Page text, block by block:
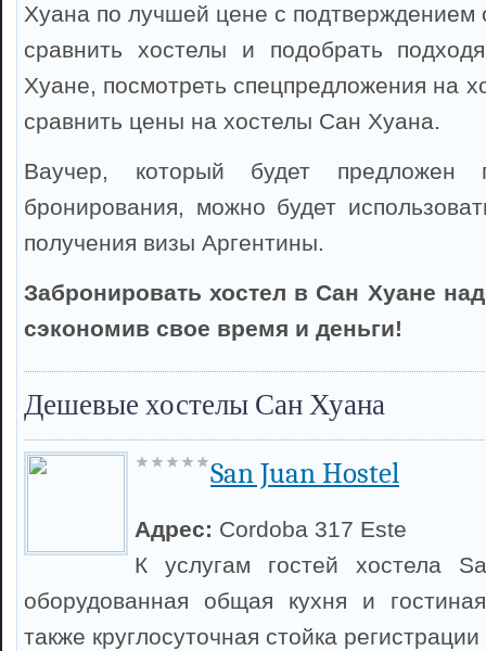
Хуана по лучшей цене с
сравнить хостелы и подобрать
Хуане, посмотреть спецпредложения на
сравнить цены на хостелы Сан Хуана.
Ваучер, который будет предложен
бронирования, можно будет
получения визы Аргентины.
Забронировать хостел в Сан Хуане
сэкономив свое время и деньги!
Дешевые хостелы Сан Хуана
San Juan Hostel
Адрес: Cordoba 317 Este
К услугам гостей хостела
оборудованная общая кухня и
также круглосуточная стойка